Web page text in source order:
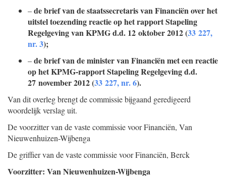
–de brief van de staatssecretaris van Financiën over het
uitstel toezending reactie op het rapport Stapeling
Regelgeving van KPMG d.d. 12 oktober 2012 (33 227,
nr. 3);
–de brief van de minister van Financiën met een reactie
op het KPMG-rapport Stapeling Regelgeving d.d.
27 november 2012 (33 227, nr. 6).
Van dit overleg brengt de commissie bijgaand geredigeerd
woordelijk verslag uit.
De voorzitter van de vaste commissie voor Financiën, Van
Nieuwenhuizen-Wijbenga
De griffier van de vaste commissie voor Financiën, Berck
Voorzitter: Van Nieuwenhuizen-Wijbenga